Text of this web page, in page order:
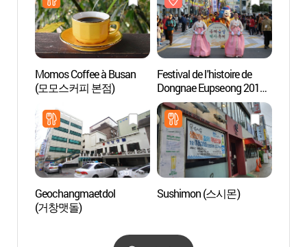
Momos Coffee à Busan
(모모스커피 본점)
Festival de l'histoire de
Dongnae Eupseong 2018
(동래읍성 역사축제 2018)
Geochangmaetdol
(거창맷돌)
Sushimon (스시몬)